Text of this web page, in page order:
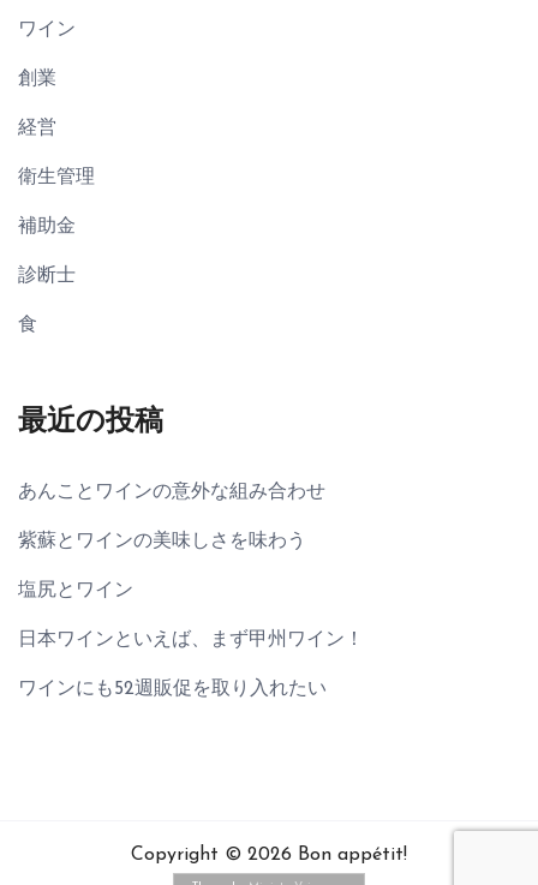
ワイン
創業
経営
衛生管理
補助金
診断士
食
最近の投稿
あんことワインの意外な組み合わせ
紫蘇とワインの美味しさを味わう
塩尻とワイン
日本ワインといえば、まず甲州ワイン！
ワインにも52週販促を取り入れたい
Copyright © 2026 Bon appétit!